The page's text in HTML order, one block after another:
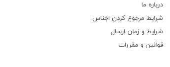
درباره ما
شرایط مرجوع کردن اجناس
شرایط و زمان ارسال
قوانین و مقررات